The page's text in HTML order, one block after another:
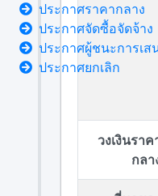
วงเงินราค
กลา
ประกาศราคากลาง
ประกาศจัดซื้อจัดจ้าง
ประกาศผู้ชนะการเส
ประกาศยกเลิก